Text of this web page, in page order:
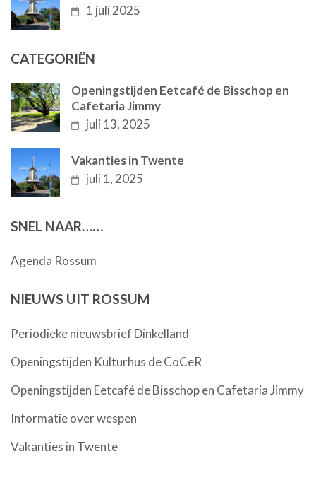
1 juli 2025
CATEGORIËN
Openingstijden Eetcafé de Bisschop en
Cafetaria Jimmy
juli 13, 2025
Vakanties in Twente
juli 1, 2025
SNEL NAAR……
Agenda Rossum
NIEUWS UIT ROSSUM
Periodieke nieuwsbrief Dinkelland
Openingstijden Kulturhus de CoCeR
Openingstijden Eetcafé de Bisschop en Cafetaria Jimmy
Informatie over wespen
Vakanties in Twente